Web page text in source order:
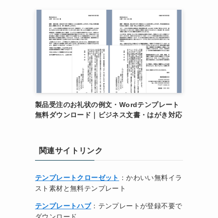
製品受注のお礼状の例文・Wordテンプレート
無料ダウンロード｜ビジネス文書・はがき対応
関連サイトリンク
テンプレートクローゼット ：かわいい無料イラ
スト素材と無料テンプレート
テンプレートハブ：テンプレートが登録不要で